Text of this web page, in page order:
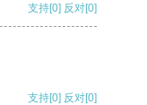
支持[0] 反对[0]
支持[0] 反对[0]